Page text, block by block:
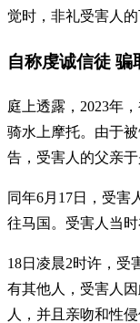
觉时，非礼受害人
自称虔诚信徒 骗
庭上透露，2023年
骑水上摩托。由于
告，受害人的父亲于
同年6月17日，受害
往马国。受害人当时
18日凌晨2时许，受
有其他人，受害人
人，并且亲吻和性侵